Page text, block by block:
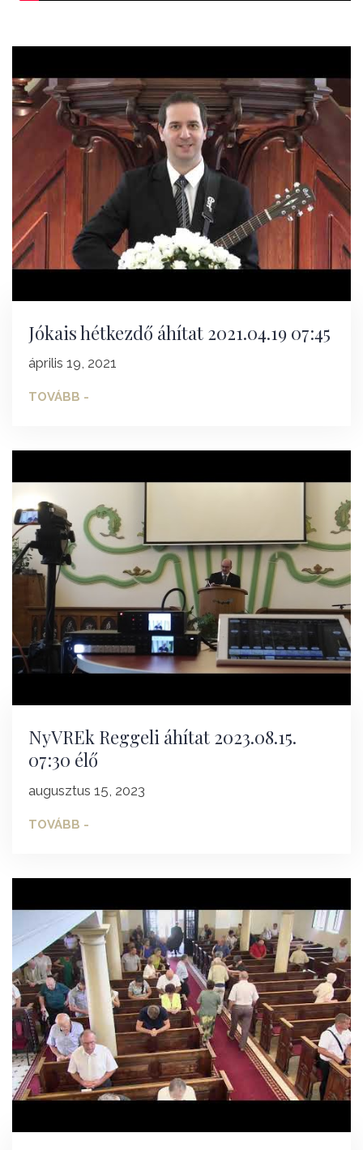
Jókais hétkezdő áhítat 2021.04.19 07:45
április 19, 2021
TOVÁBB -
NyVREk Reggeli áhítat 2023.08.15.
07:30 élő
augusztus 15, 2023
TOVÁBB -